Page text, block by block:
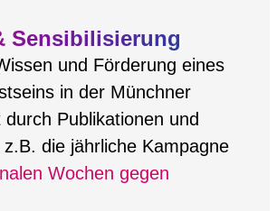
Sensibilisierung
und Förderung eines
in der Münchner
Publikationen und
die jährliche Kampagne
Wochen gegen